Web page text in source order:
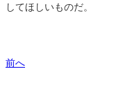
してほしいものだ。
前へ